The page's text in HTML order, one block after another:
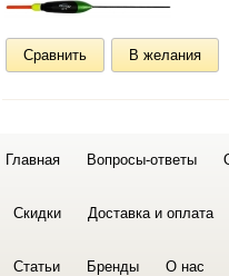
Сравнить В желания
Главная Вопросы-ответы
Скидки Доставка и оплата
Статьи Бренды О нас